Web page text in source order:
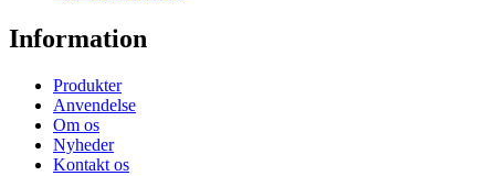
Information
Produkter
Anvendelse
Om os
Nyheder
Kontakt os